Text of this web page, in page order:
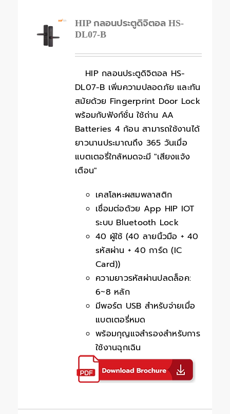
HIP กลอนประตูดิจิตอล HS-
DL07-B
HIP กลอนประตูดิจิตอล HS-
DL07-B เพิ่มความปลอดภัย และทัน
สมัยด้วย Fingerprint Door Lock
พร้อมกับฟังก์ชั่น ใช้ถ่าน AA
Batteries 4 ก้อน สามารถใช้งานได้
ยาวนานประมาณถึง 365 วันเมื่อ
แบตเตอรี่ใกล้หมดจะมี "เสียงแจ้ง
เตือน"
เคสโลหะผสมพลาสติก
เชื่อมต่อด้วย App HIP IOT
ระบบ Bluetooth Lock
40 ผู้ใช้ (40 ลายนิ้วมือ + 40
sหัสผ่าน + 40 การ์ด (IC
Card))
ความยาวรหัสผ่านปลดล็อค:
6~8 หลัก
มีพอร์ต USB สำหรับจ่ายเมื่อ
แบตเตอรี่หมด
พร้อมกุญแจสำรองสำหรับการ
ใช้งานฉุกเฉิน